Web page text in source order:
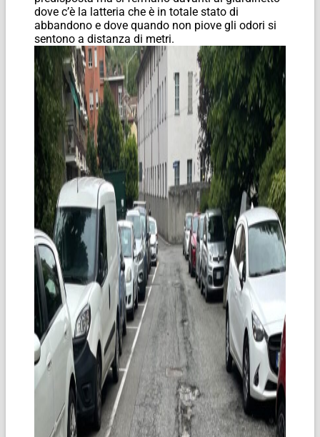
dove c’è la latteria che è in totale stato di
abbandono e dove quando non piove gli odori si
sentono a distanza di metri.